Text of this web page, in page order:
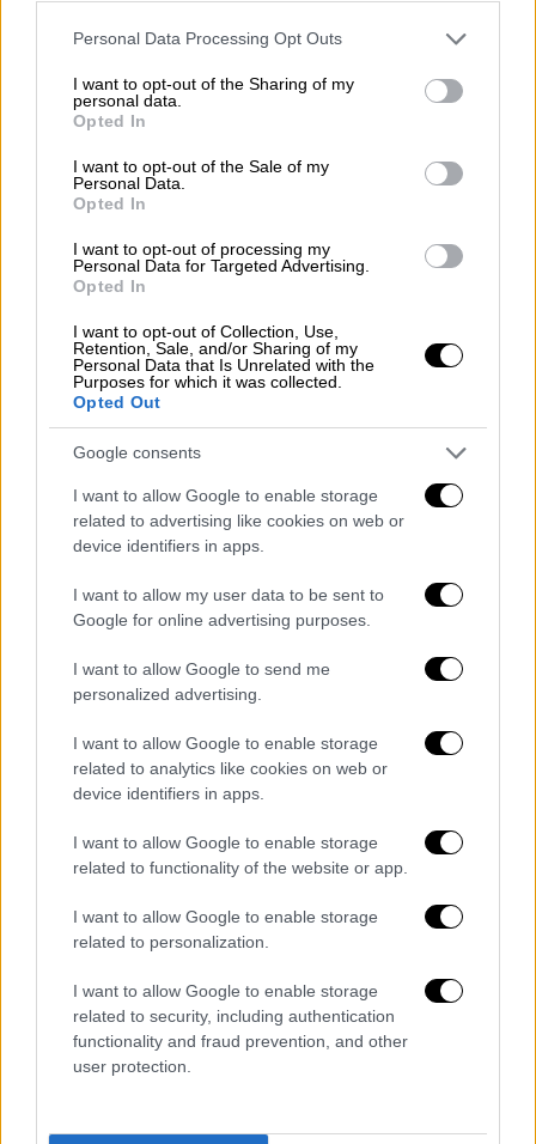
Please note that this website/app uses one or more Google
not limited to your visit or usage behaviour. You may click to
grant or deny consent to Google and its third-party tags to
use your data for below specified purposes in below Google
consent section.
Personal Data Processing Opt Outs
I want to opt-out of the Sharing of my
personal data.
Opted In
I want to opt-out of the Sale of my
Personal Data.
Opted In
I want to opt-out of processing my
Personal Data for Targeted Advertising.
Opted In
I want to opt-out of Collection, Use,
Retention, Sale, and/or Sharing of my
Personal Data that Is Unrelated with the
Purposes for which it was collected.
Opted Out
Google consents
I want to allow Google to enable storage
related to advertising like cookies on web or
device identifiers in apps.
I want to allow my user data to be sent to
Google for online advertising purposes.
I want to allow Google to send me
personalized advertising.
I want to allow Google to enable storage
related to analytics like cookies on web or
device identifiers in apps.
I want to allow Google to enable storage
related to functionality of the website or app.
I want to allow Google to enable storage
related to personalization.
I want to allow Google to enable storage
related to security, including authentication
functionality and fraud prevention, and other
user protection.
υποχρέωση, θα ήμουν κοντά σε αυτόν τον
άνθρωπο ώστενα παλεύω κάθε μέρα να
ξεπληρώσω. Οι κακόβουλοι πάντα θα
υπάρχουν και παντού. Να τους έχει καλά ο
Θεός και να τους φωτίζει να βρούνε τον
σωστό δρόμο. Μετά θα δούνε πόσο
Στην ερώτηση αν προσέχει πλέον
περισσότερο τους ανθρώπους που έχει
δίπλα του, ο τραγουδιστής απάντησε:
«Νομίζω πως όχι. Θέλω να ζω τη ζωή μου
καθένας μπορεί να μου κάνει κακό. Δεν θέλω
να φοβάμαι να δώσω την αγάπη μου σε όλους
το καλό θα έρθει. Αλλιώς μπορεί να είχε
αποφασίσει ο Θεόςότι έπρεπε να τιμωρηθώ
για κάτι άλλο. Σίγουρα όμως όσο πιο κοντινό
πρόσωπο σε βλάπτει τόσο πιο πολύ σε